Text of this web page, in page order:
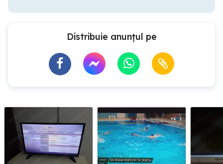
Distribuie anunțul pe